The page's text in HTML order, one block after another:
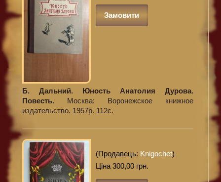
Замовити
Б. Дальний. Юность Анатолия Дурова.
Повесть. Москва: Воронежское книжное
издательство. 1957р. 112с.
(Продавець: Knigochet)
Ціна 300,00 грн.